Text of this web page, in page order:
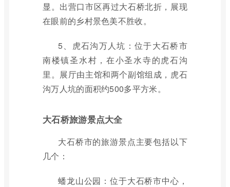
显。出营口市区再过大石桥北折，展现
在眼前的乡村景色美不胜收。
5、虎石沟万人坑：位于大石桥市
南楼镇圣水村，在小圣水寺的虎石沟
里。展厅由主馆和两个副馆组成，虎石
沟万人坑的面积约500多平方米。
大石桥旅游景点大全
大石桥市的旅游景点主要包括以下
几个：
蟠龙山公园：位于大石桥市中心，